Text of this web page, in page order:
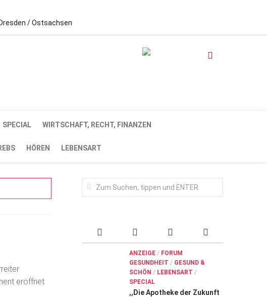
/ Ostsachsen
SPECIAL WIRTSCHAFT, RECHT, FINANZEN
HÖREN LEBENSART
eröffnet
ANZEIGE / FORUM
GESUNDHEIT / GESUND &
SCHÖN / LEBENSART /
SPECIAL
,,Die Apotheke der Zukunft